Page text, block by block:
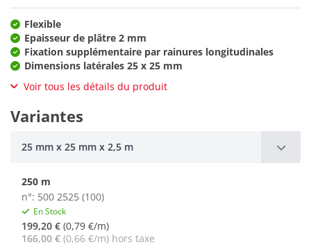
Flexible
Epaisseur de plâtre 2 mm
Fixation supplémentaire par rainures longitudinales
Dimensions latérales 25 x 25 mm
Voir tous les détails du produit
Variantes
25 mm x 25 mm x 2,5 m
250 m
n°: 500 2525 (100)
En Stock
199,20 € (0,79 €/m)
166,00 € (0,66 €/m) hors taxe